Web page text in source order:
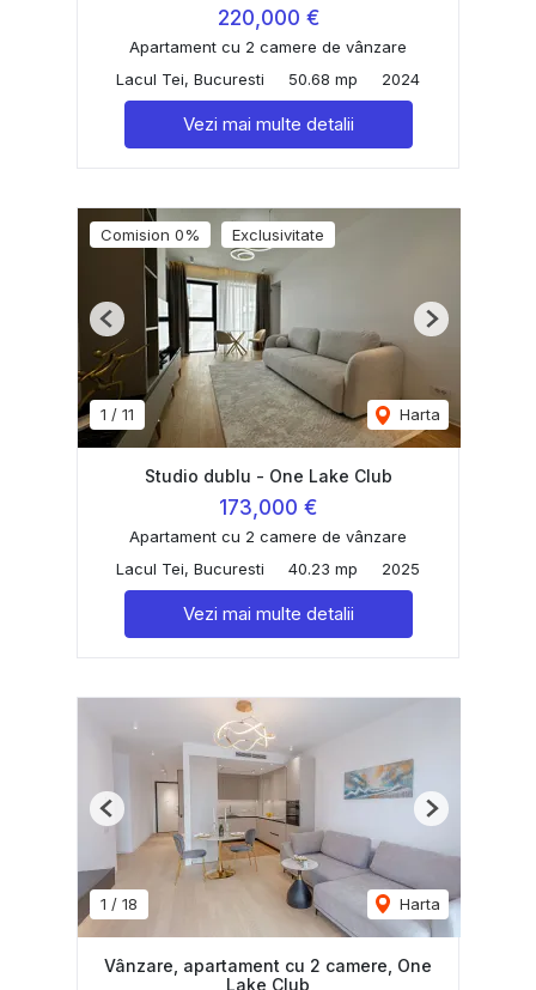
220,000 €
Apartament cu 2 camere de vânzare
Lacul Tei, Bucuresti
50.68 mp 2024
Vezi mai multe detalii
Comision 0% Exclusivitate
1 / 11 Harta
Previous Next
Studio dublu - One Lake Club
173,000 €
Apartament cu 2 camere de vânzare
Lacul Tei, Bucuresti
40.23 mp 2025
Vezi mai multe detalii
1 / 18 Harta
Previous Next
Vânzare, apartament cu 2 camere, One
Lake Club